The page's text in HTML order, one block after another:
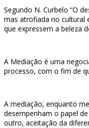
Segundo N. Curbelo “O
mas atrofiada no cultural
que expressem a beleza
A Mediação é uma
processo, com o fim de
A mediação, enquanto
desempenham o papel
outro, aceitação da